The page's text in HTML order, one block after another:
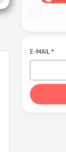
E-MAIL *